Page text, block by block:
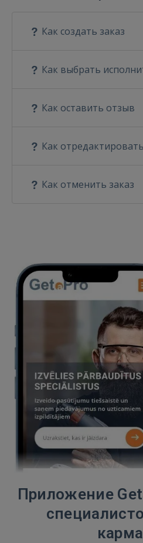
Как создать заказ
Как выбрать
Как оставить отзыв
Как
Как отменить заказ
Приложение